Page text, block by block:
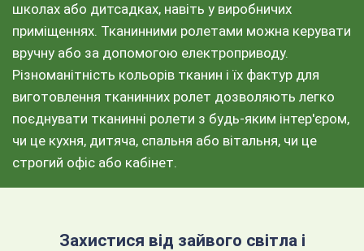
школах або дитсадках, навіть у виробничих
приміщеннях. Тканинними ролетами можна керувати
вручну або за допомогою електроприводу.
Різноманітність кольорів тканин і їх фактур для
виготовлення тканинних ролет дозволяють легко
поєднувати тканинні ролети з будь-яким інтер'єром,
чи це кухня, дитяча, спальня або вітальня, чи це
строгий офіс або кабінет.
Захистися від зайвого світла і